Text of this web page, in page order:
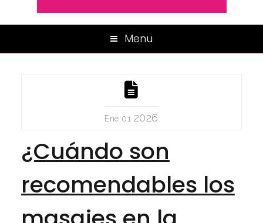
Menu
Ene 01 2026
¿Cuándo son
recomendables los